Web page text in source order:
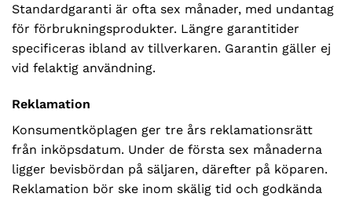
Standardgaranti är ofta sex månader, med undantag
för förbrukningsprodukter. Längre garantitider
specificeras ibland av tillverkaren. Garantin gäller ej
vid felaktig användning.
Reklamation
Konsumentköplagen ger tre års reklamationsrätt
från inköpsdatum. Under de första sex månaderna
ligger bevisbördan på säljaren, därefter på köparen.
Reklamation bör ske inom skälig tid och godkända